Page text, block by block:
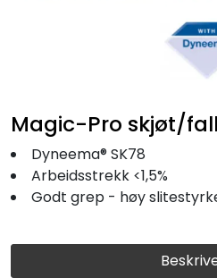
Magic-Pro skjøt/
Dyneema® SK78
Arbeidsstrekk <1,5%
Godt grep - høy
Fortøyning
Fritid/Sikkerhet
Båtpleie/Opplag